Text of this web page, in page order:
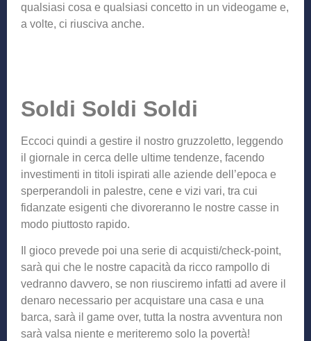
qualsiasi cosa e qualsiasi concetto in un videogame e,
a volte, ci riusciva anche.
Soldi Soldi Soldi
Eccoci quindi a gestire il nostro gruzzoletto, leggendo
il giornale in cerca delle ultime tendenze, facendo
investimenti in titoli ispirati alle aziende dell’epoca e
sperperandoli in palestre, cene e vizi vari, tra cui
fidanzate esigenti che divoreranno le nostre casse in
modo piuttosto rapido.
Il gioco prevede poi una serie di acquisti/check-point,
sarà qui che le nostre capacità da ricco rampollo di
vedranno davvero, se non riusciremo infatti ad avere il
denaro necessario per acquistare una casa e una
barca, sarà il game over, tutta la nostra avventura non
sarà valsa niente e meriteremo solo la povertà!